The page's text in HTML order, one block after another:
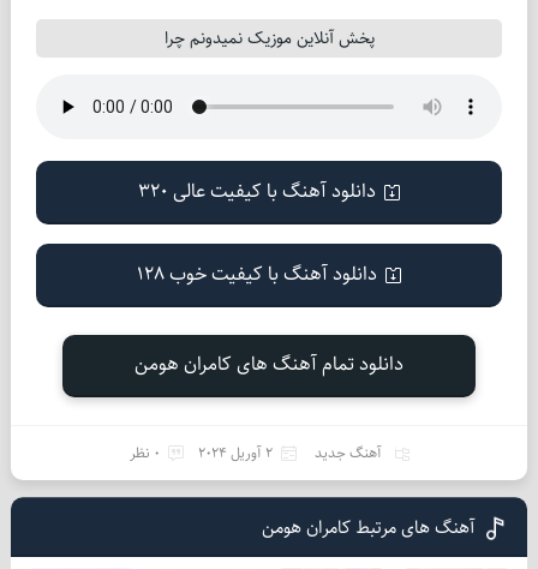
پخش آنلاین موزیک نمیدونم چرا
دانلود آهنگ با کیفیت عالی 320
دانلود آهنگ با کیفیت خوب 128
دانلود تمام آهنگ های کامران هومن
آهنگ جدید 2 آوریل 2024 0 نظر
آهنگ های مرتبط کامران هومن